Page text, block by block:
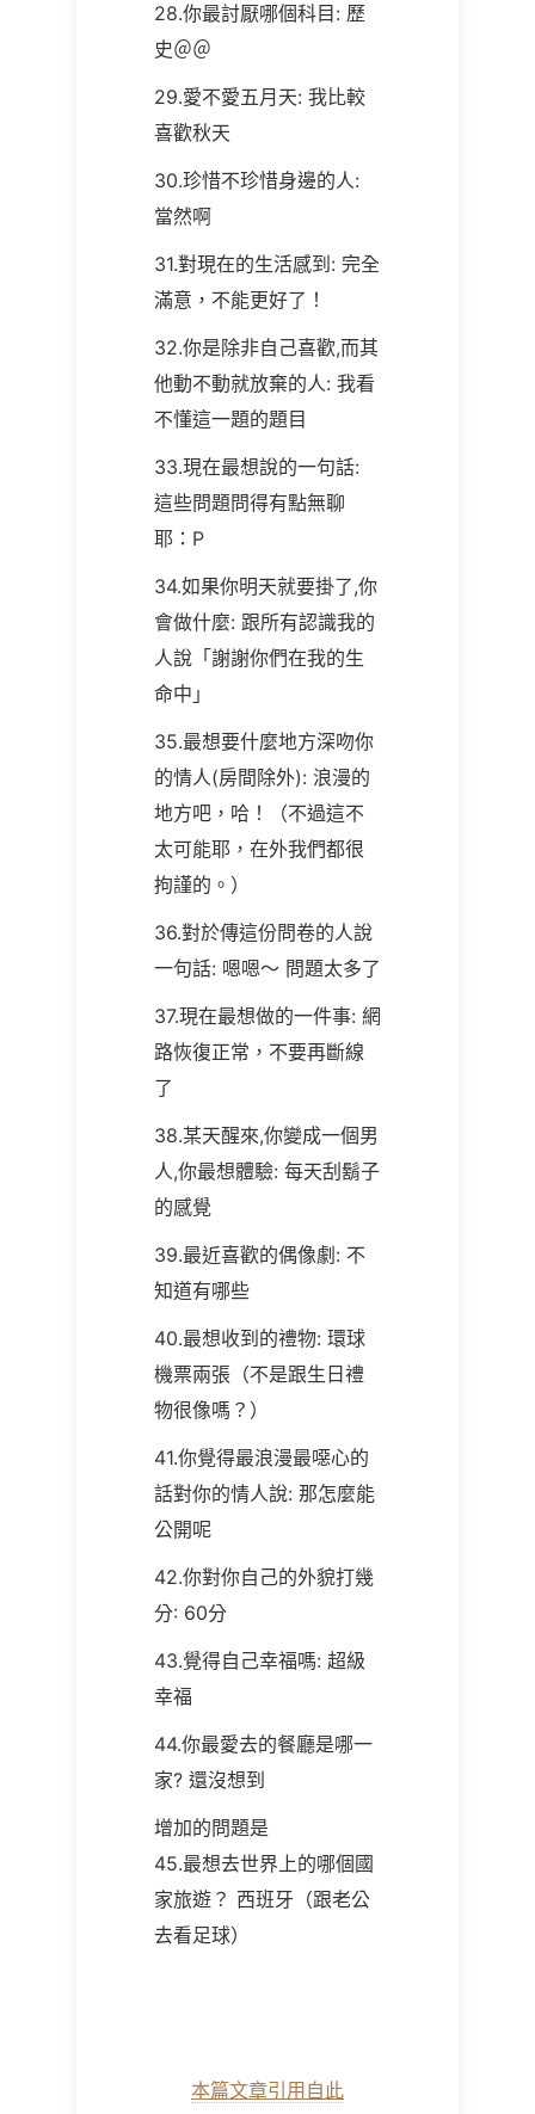
28.你最討厭哪個科目: 歷
史＠＠
29.愛不愛五月天: 我比較
喜歡秋天
30.珍惜不珍惜身邊的人:
當然啊
31.對現在的生活感到: 完全
滿意，不能更好了！
32.你是除非自己喜歡,而其
他動不動就放棄的人: 我看
不懂這一題的題目
33.現在最想說的一句話:
這些問題問得有點無聊
耶：P
34.如果你明天就要掛了,你
會做什麼: 跟所有認識我的
人說「謝謝你們在我的生
命中」
35.最想要什麼地方深吻你
的情人(房間除外): 浪漫的
地方吧，哈！（不過這不
太可能耶，在外我們都很
拘謹的。）
36.對於傳這份問卷的人說
一句話: 嗯嗯～ 問題太多了
37.現在最想做的一件事: 網
路恢復正常，不要再斷線
了
38.某天醒來,你變成一個男
人,你最想體驗: 每天刮鬍子
的感覺
39.最近喜歡的偶像劇: 不
知道有哪些
40.最想收到的禮物: 環球
機票兩張（不是跟生日禮
物很像嗎？）
41.你覺得最浪漫最噁心的
話對你的情人說: 那怎麼能
公開呢
42.你對你自己的外貌打幾
分: 60分
43.覺得自己幸福嗎: 超級
幸福
44.你最愛去的餐廳是哪一
家? 還沒想到
增加的問題是
45.最想去世界上的哪個國
家旅遊？ 西班牙（跟老公
去看足球）
本篇文章引用自此